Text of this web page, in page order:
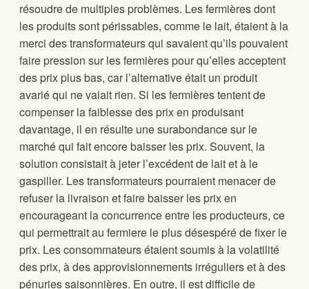
résoudre de multiples problèmes. Les fermières dont
les produits sont périssables, comme le lait, étaient à la
merci des transformateurs qui savaient qu’ils pouvaient
faire pression sur les fermières pour qu’elles acceptent
des prix plus bas, car l’alternative était un produit
avarié qui ne valait rien. Si les fermières tentent de
compenser la faiblesse des prix en produisant
davantage, il en résulte une surabondance sur le
marché qui fait encore baisser les prix. Souvent, la
solution consistait à jeter l’excédent de lait et à le
gaspiller. Les transformateurs pourraient menacer de
refuser la livraison et faire baisser les prix en
encourageant la concurrence entre les producteurs, ce
qui permettrait au fermiere le plus désespéré de fixer le
prix. Les consommateurs étaient soumis à la volatilité
des prix, à des approvisionnements irréguliers et à des
pénuries saisonnières. En outre, il est difficile de